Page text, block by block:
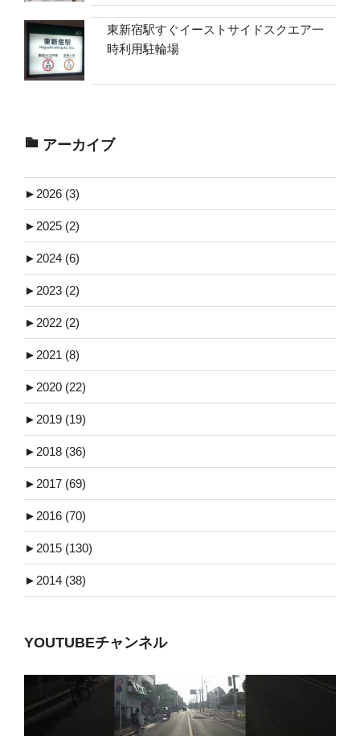
東新宿駅すぐイーストサイドスクエア一
時利用駐輪場
アーカイブ
► 2026 (3)
► 2025 (2)
► 2024 (6)
► 2023 (2)
► 2022 (2)
► 2021 (8)
► 2020 (22)
► 2019 (19)
► 2018 (36)
► 2017 (69)
► 2016 (70)
► 2015 (130)
► 2014 (38)
YOUTUBEチャンネル